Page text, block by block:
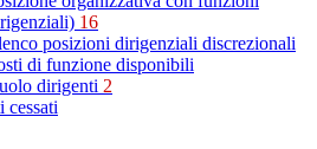
16
posizioni dirigenziali discrezionali
di funzione disponibili
dirigenti 2
cessati